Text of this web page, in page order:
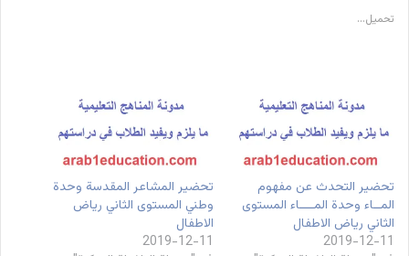
تحميل...
تحضير التحدث عن مفهوم
المــاء وحدة المــــاء المستوى
الثاني رياض الاطفال
2019-12-11
تحضير المشاعر المقدسة وحدة
وطني المستوى الثاني رياض
الاطفال
2019-12-11